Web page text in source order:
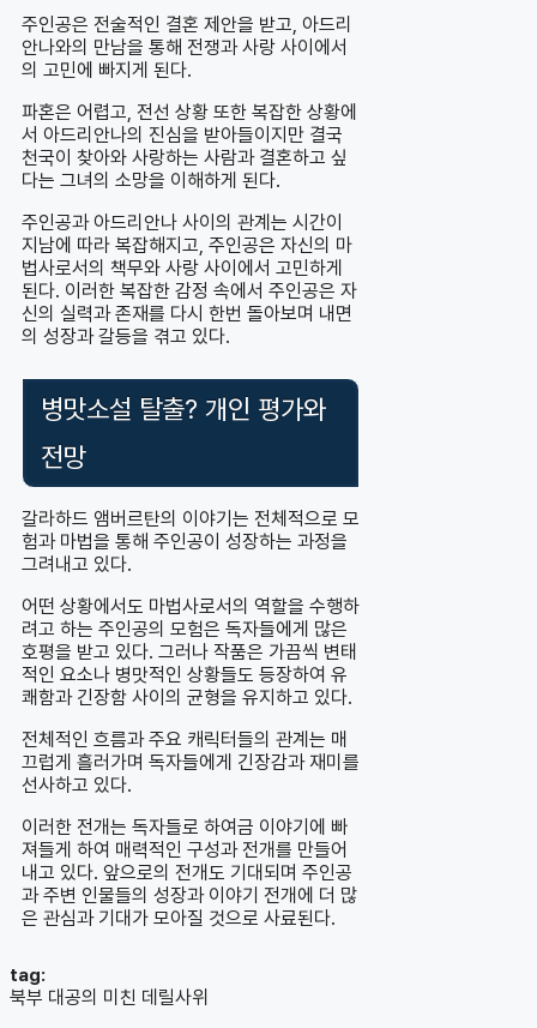
주인공은 전술적인 결혼 제안을 받고, 아드리
안나와의 만남을 통해 전쟁과 사랑 사이에서
의 고민에 빠지게 된다.
파혼은 어렵고, 전선 상황 또한 복잡한 상황에
서 아드리안나의 진심을 받아들이지만 결국
천국이 찾아와 사랑하는 사람과 결혼하고 싶
다는 그녀의 소망을 이해하게 된다.
주인공과 아드리안나 사이의 관계는 시간이
지남에 따라 복잡해지고, 주인공은 자신의 마
법사로서의 책무와 사랑 사이에서 고민하게
된다. 이러한 복잡한 감정 속에서 주인공은 자
신의 실력과 존재를 다시 한번 돌아보며 내면
의 성장과 갈등을 겪고 있다.
병맛소설 탈출? 개인 평가와
전망
갈라하드 앰버르탄의 이야기는 전체적으로 모
험과 마법을 통해 주인공이 성장하는 과정을
그려내고 있다.
어떤 상황에서도 마법사로서의 역할을 수행하
려고 하는 주인공의 모험은 독자들에게 많은
호평을 받고 있다. 그러나 작품은 가끔씩 변태
적인 요소나 병맛적인 상황들도 등장하여 유
쾌함과 긴장함 사이의 균형을 유지하고 있다.
전체적인 흐름과 주요 캐릭터들의 관계는 매
끄럽게 흘러가며 독자들에게 긴장감과 재미를
선사하고 있다.
이러한 전개는 독자들로 하여금 이야기에 빠
져들게 하여 매력적인 구성과 전개를 만들어
내고 있다. 앞으로의 전개도 기대되며 주인공
과 주변 인물들의 성장과 이야기 전개에 더 많
은 관심과 기대가 모아질 것으로 사료된다.
tag:
북부 대공의 미친 데릴사위